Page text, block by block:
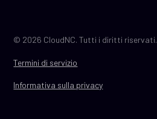
Termini di servizio
Informativa sulla privacy
© 2026 CloudNC. Tutti i diritti riservati.